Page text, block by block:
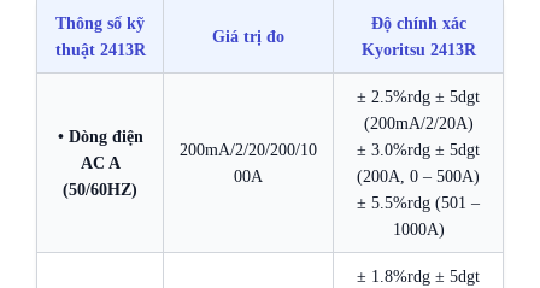
Thông số kỹ
thuật 2413R
Giá trị đo
Độ chính xác
Kyoritsu 2413R
• Dòng điện
AC A
(50/60HZ)
200mA/2/20/200/10
00A
± 2.5%rdg ± 5dgt
(200mA/2/20A)
± 3.0%rdg ± 5dgt
(200A, 0 – 500A)
± 5.5%rdg (501 –
1000A)
± 1.8%rdg ± 5dgt